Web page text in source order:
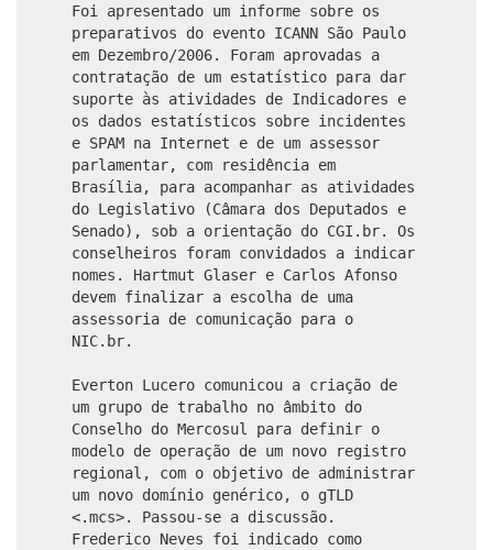
Foi apresentado um informe sobre os
preparativos do evento ICANN São Paulo
em Dezembro/2006. Foram aprovadas a
contratação de um estatístico para dar
suporte às atividades de Indicadores e
os dados estatísticos sobre incidentes
e SPAM na Internet e de um assessor
parlamentar, com residência em
Brasília, para acompanhar as atividades
do Legislativo (Câmara dos Deputados e
Senado), sob a orientação do CGI.br. Os
conselheiros foram convidados a indicar
nomes. Hartmut Glaser e Carlos Afonso
devem finalizar a escolha de uma
assessoria de comunicação para o
NIC.br.
Everton Lucero comunicou a criação de
um grupo de trabalho no âmbito do
Conselho do Mercosul para definir o
modelo de operação de um novo registro
regional, com o objetivo de administrar
um novo domínio genérico, o gTLD
<.mcs>. Passou-se a discussão.
Frederico Neves foi indicado como